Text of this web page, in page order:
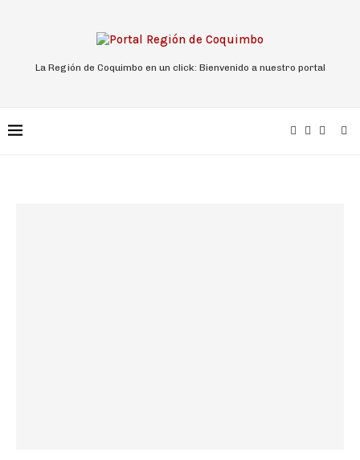
La Región de Coquimbo en un click: Bienvenido a nuestro portal